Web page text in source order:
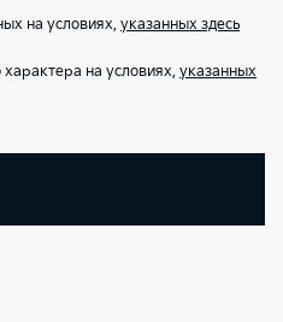
на условиях, указанных здесь
на условиях, указанных